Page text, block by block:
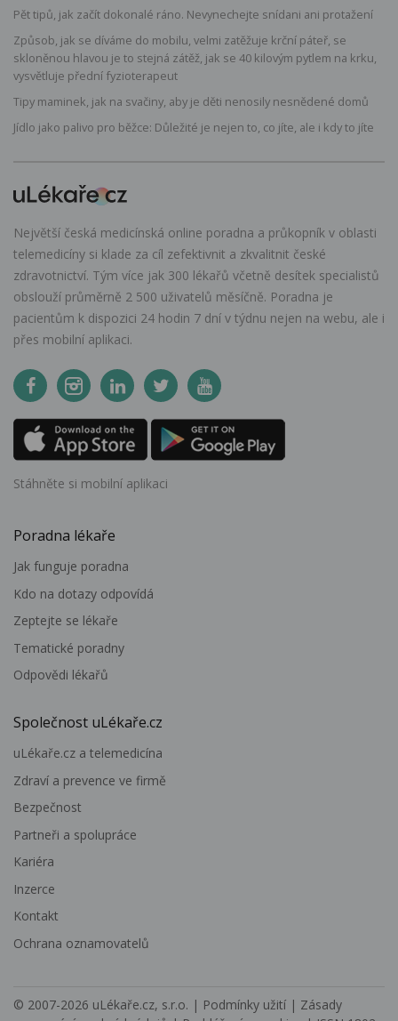
Pět tipů, jak začít dokonalé ráno. Nevynechejte snídani ani protažení
Způsob, jak se díváme do mobilu, velmi zatěžuje krční páteř, se
skloněnou hlavou je to stejná zátěž, jak se 40 kilovým pytlem na krku,
vysvětluje přední fyzioterapeut
Tipy maminek, jak na svačiny, aby je děti nenosily nesnědené domů
Jídlo jako palivo pro běžce: Důležité je nejen to, co jíte, ale i kdy to jíte
Největší česká medicínská online poradna a průkopník v oblasti
telemedicíny si klade za cíl zefektivnit a zkvalitnit české
zdravotnictví. Tým více jak 300 lékařů včetně desítek specialistů
obslouží průměrně 2 500 uživatelů měsíčně. Poradna je
pacientům k dispozici 24 hodin 7 dní v týdnu nejen na webu, ale i
přes mobilní aplikaci.
Stáhněte si mobilní aplikaci
Poradna lékaře
Jak funguje poradna
Kdo na dotazy odpovídá
Zeptejte se lékaře
Tematické poradny
Odpovědi lékařů
Společnost uLékaře.cz
uLékaře.cz a telemedicína
Zdraví a prevence ve firmě
Bezpečnost
Partneři a spolupráce
Kariéra
Inzerce
Kontakt
Ochrana oznamovatelů
© 2007-2026 uLékaře.cz, s.r.o. | Podmínky užití | Zásady